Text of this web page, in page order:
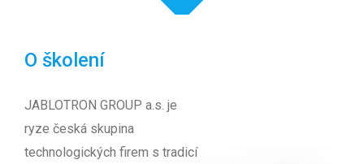
O školení
JABLOTRON GROUP a.s. je
ryze česká skupina
technologických firem s tradicí